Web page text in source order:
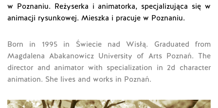
w Poznaniu. Reżyserka i animatorka, specjalizująca się w
animacji rysunkowej. Mieszka i pracuje w Poznaniu.
Born in 1995 in Świecie nad Wisłą. Graduated from
Magdalena Abakanowicz University of Arts Poznań. The
director and animator with specialization in 2d character
animation. She lives and works in Poznań.